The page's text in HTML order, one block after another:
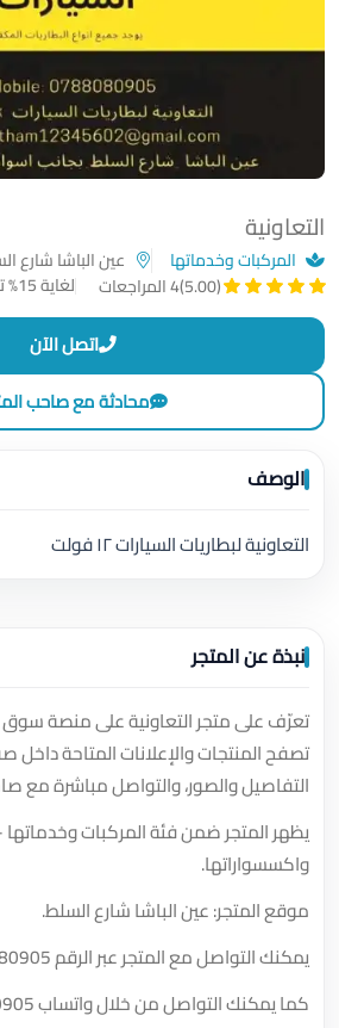
التعاونية
المركبات وخدماتها عين الباشا شارع
(5.00)
4 المراجعات لغاية 15% تخفيض
اتصل الآن
محادثة مع صاحب
الوصف
التعاونية لبطاريات السيارات ١٢ فولت
نبذة عن المتجر
تعرّف على متجر التعاونية على منصة سوق
تصفح المنتجات والإعلانات المتاحة
التفاصيل والصور، والتواصل مباشرة مع
يظهر المتجر ضمن فئة المركبات وخدماتها
واكسسواراتها.
موقع المتجر: عين الباشا شارع السلط.
يمكنك التواصل مع المتجر عبر الرقم
كما يمكنك التواصل من خلال واتساب